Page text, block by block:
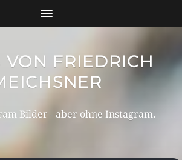
VON FRIEDRICH
Bilder - aber ohne Instagram.